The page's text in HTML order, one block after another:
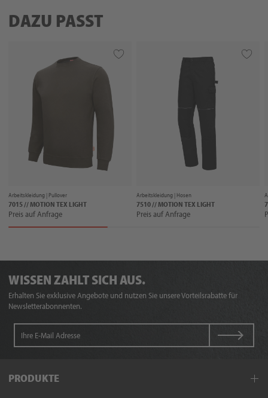
DAZU PASST
Arbeitskleidung | Pullover
7015 // MOTION TEX LIGHT
Preis auf Anfrage
Arbeitskleidung | Hosen
7510 // MOTION TEX LIGHT
Preis auf Anfrage
WISSEN ZAHLT SICH AUS.
Erhalten Sie exklusive Angebote und nutzen Sie unsere Vorteilsrabatte für
Newsletterabonnenten.
PRODUKTE